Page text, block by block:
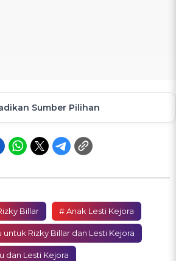
Sumber Pilihan
Billar # Anak Lesti Kejora
Rizky Billar dan Lesti Kejora
dan Lesti Kejora